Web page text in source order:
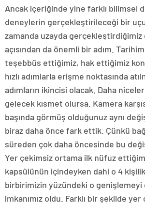
Ancak içeriğinde yine farklı bilimsel
deneylerin gerçekleştirileceği bir
zamanda uzayda
açısından da önemli bir adım.
teşebbüs ettiğimiz, hak ettiğimiz
hızlı adımlarla erişme noktasında
adımların ikincisi olacak. Daha
gelecek kısmet olursa. Kamera
başında görmüş olduğunuz aynı
biraz daha önce fark ettik. Çünkü
süreden çok daha öncesinde bu
Yer çekimsiz ortama ilk nüfuz
kapsülünün içindeyken dahi o 4
birbirimizin yüzündeki o genişlemeyi
imkanımız oldu. Farklı bir şekilde